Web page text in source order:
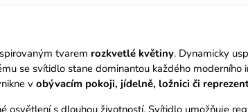
tvarem rozkvetlé květiny. Dynamicky
se svítidlo stane dominantou každého moderního
v obývacím pokoji, jídelně, ložnici či